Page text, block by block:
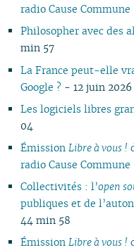
01
01
01
radio Cause Commune
Philosopher avec des
min 57
La France peut-elle
Google ? - 12 juin
Les logiciels libres
04
Émission Libre à vous !
radio Cause Commune
Collectivités : l’open
publiques et de
44 min 58
Émission Libre à vous !